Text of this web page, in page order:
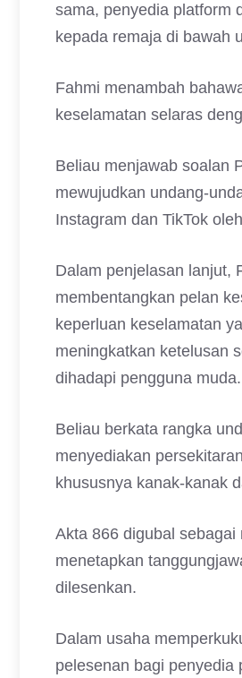
sama, penyedia platform
kepada remaja di bawah
Fahmi menambah
keselamatan selaras
Beliau menjawab soalan
mewujudkan undang-
Instagram dan TikTok
Dalam penjelasan lanjut,
membentangkan pelan
keperluan keselamatan
meningkatkan ketelusan
dihadapi pengguna muda.
Beliau berkata rangka
menyediakan
khususnya kanak-kanak
Akta 866 digubal
menetapkan
dilesenkan.
Dalam usaha
pelesenan bagi penyedia